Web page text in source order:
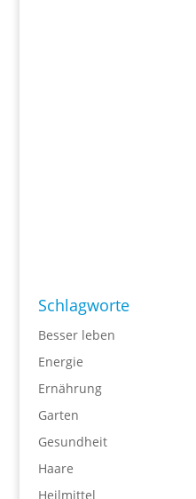
Schlagworte
Besser leben
Energie
Ernährung
Garten
Gesundheit
Haare
Heilmittel